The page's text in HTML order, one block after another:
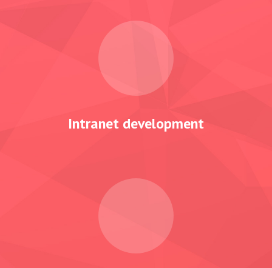
Intranet development